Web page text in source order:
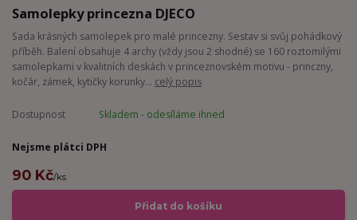
Samolepky princezna DJECO
Sada krásných samolepek pro malé princezny. Sestav si svůj pohádkový
příběh. Balení obsahuje 4 archy (vždy jsou 2 shodné) se 160 roztomilými
samolepkami v kvalitních deskách v princeznovském motivu - princzny,
kočár, zámek, kytičky korunky... celý popis
Dostupnost Skladem - odesíláme ihned
Nejsme plátci DPH
90 Kč/ks
Přidat do košíku